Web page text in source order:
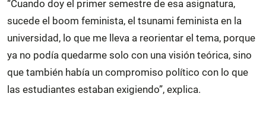
“Cuando doy el primer semestre de esa asignatura,
sucede el boom feminista, el tsunami feminista en la
universidad, lo que me lleva a reorientar el tema, porque
ya no podía quedarme solo con una visión teórica, sino
que también había un compromiso político con lo que
las estudiantes estaban exigiendo”, explica.